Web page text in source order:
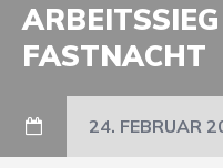
FASTNACHT
24. FEBRUAR